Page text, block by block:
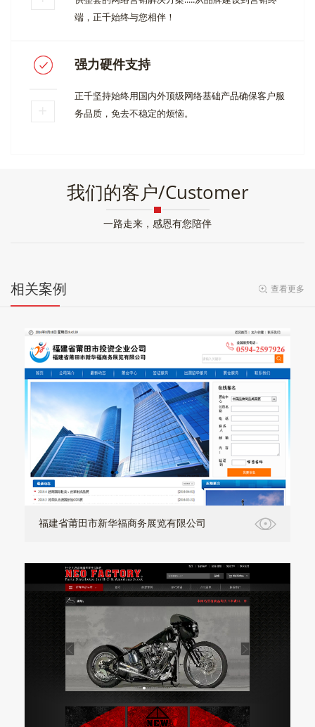
端，正千始终与您相伴！
强力硬件支持
正千坚持始终用国内外顶级网络基础产品确保客户服
务品质，免去不稳定的烦恼。
我们的客户/Customer
一路走来，感恩有您陪伴
相关案例 查看更多
福建省莆田市新华福商务展览有限公司